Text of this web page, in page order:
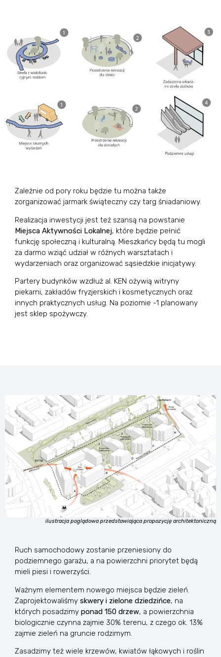
Zależnie od pory roku będzie tu można także
zorganizować jarmark świąteczny czy targ śniadaniowy.
Realizacja inwestycji jest też szansą na powstanie
Miejsca Aktywności Lokalnej, które będzie pełnić
funkcję społeczną i kulturalną. Mieszkańcy będą tu mogli
za darmo wziąć udział w różnych warsztatach i
wydarzeniach oraz organizować sąsiedzkie inicjatywy.
Partery budynków wzdłuż al. KEN ożywią witryny
piekarni, zakładów fryzjerskich i kosmetycznych oraz
innych praktycznych usług. Na poziomie -1 planowany
jest sklep spożywczy.
ilustracja poglądowa przedstawiająca propozycję architektoniczną
Ruch samochodowy zostanie przeniesiony do
podziemnego garażu, a na powierzchni priorytet będą
mieli piesi i rowerzyści.
Ważnym elementem nowego miejsca będzie zieleń.
Zaprojektowaliśmy skwery i zielone dziedzińce, na
których posadzimy ponad 150 drzew, a powierzchnia
biologicznie czynna zajmie 30% terenu, z czego ok. 13%
zajmie zieleń na gruncie rodzimym.
Zasadzimy też wiele krzewów, kwiatów łąkowych i roślin